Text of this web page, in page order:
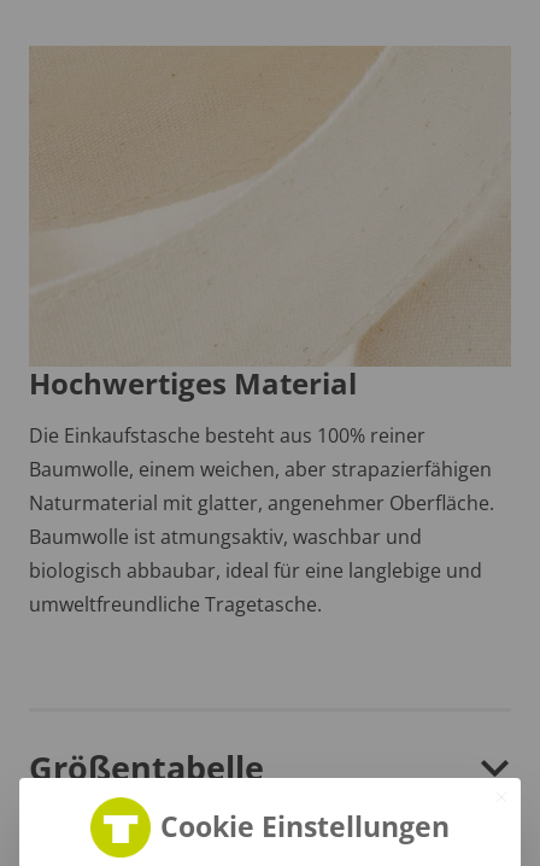
Hochwertiges Material
Die Einkaufstasche besteht aus 100% reiner
Baumwolle, einem weichen, aber strapazierfähigen
Naturmaterial mit glatter, angenehmer Oberfläche.
Baumwolle ist atmungsaktiv, waschbar und
biologisch abbaubar, ideal für eine langlebige und
umweltfreundliche Tragetasche.
Größentabelle
Cookie Einstellungen